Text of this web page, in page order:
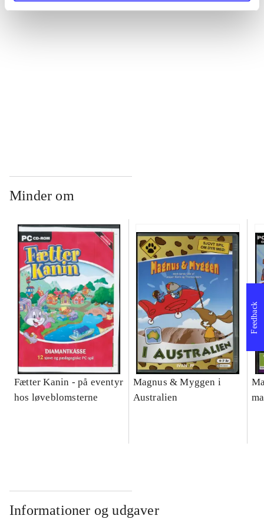
Minder om
Fætter Kanin - på eventyr
hos løveblomsterne
Magnus & Myggen i
Australien
Informationer og udgaver
Feedback